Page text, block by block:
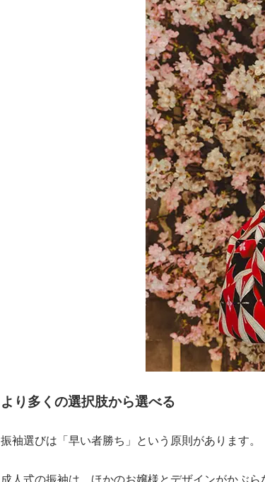
より多くの選択肢から選べる
振袖選びは「早い者勝ち」という原則があります。